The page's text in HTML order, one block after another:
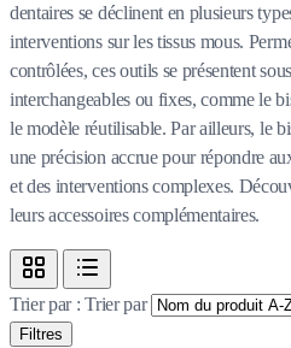
dentaires se déclinent en plusieurs
interventions sur les tissus mous.
contrôlées, ces outils se présentent
interchangeables ou fixes, comme le
le modèle réutilisable. Par ailleurs, le
une précision accrue pour répondre
et des interventions complexes.
leurs accessoires complémentaires.
Trier par :Trier par
Filtres